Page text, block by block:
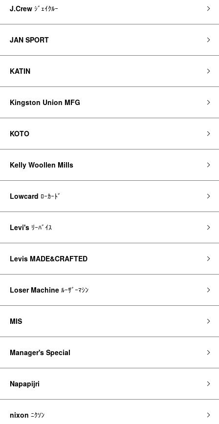
J.Crew ｼﾞｪｲｸﾙｰ
JAN SPORT
KATIN
Kingston Union MFG
KOTO
Kelly Woollen Mills
Lowcard ﾛｰｶｰﾄﾞ
Levi's ﾘｰﾊﾞｲｽ
Levis MADE&CRAFTED
Loser Machine ﾙｰｻﾞｰﾏｼﾝ
MIS
Manager's Special
Napapijri
nixon ﾆｸｿﾝ